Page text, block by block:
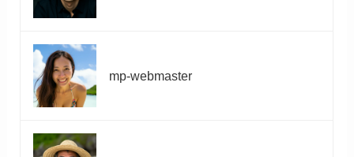
mp-webmaster